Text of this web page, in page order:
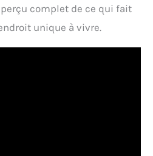
complet de ce qui fait
unique à vivre.